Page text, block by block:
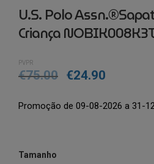
U.S. Polo
Criança
PVPR
€75.00 €24.90
Promoção de 09-08-2026 a 31-
Tamanho